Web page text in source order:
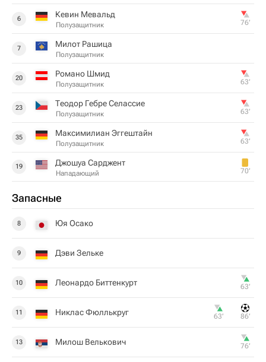
6 Кевин Мевальд
Полузащитник 76‎’‎
7 Милот Рашица
Полузащитник
20 Романо Шмид
Полузащитник 63‎’‎
23 Теодор Гебре Селассие
Полузащитник 63‎’‎
35 Максимилиан Эггештайн
Полузащитник 63‎’‎
19 Джошуа Сарджент
Нападающий 70‎’‎
Запасные
8 Юя Осако
9 Дэви Зельке
10 Леонардо Биттенкурт 63‎’‎
11 Никлас Фюллькруг 63‎’‎ 86‎’‎
13 Милош Велькович 76‎’‎